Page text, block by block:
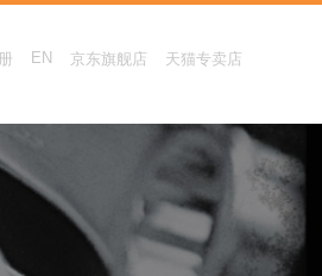
天猫专卖店
京东旗舰店
EN